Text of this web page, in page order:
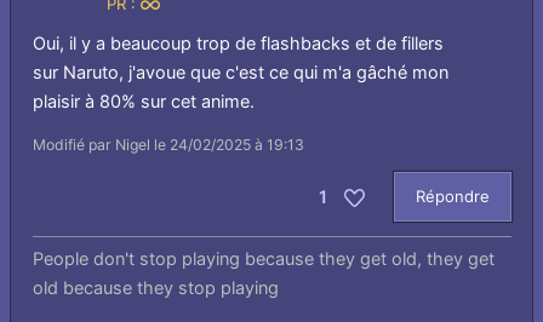
Oui, il y a beaucoup trop de flashbacks et de fillers
sur Naruto, j'avoue que c'est ce qui m'a gâché mon
plaisir à 80% sur cet anime.
Modifié par Nigel le 24/02/2025 à 19:13
1 Répondre
People don't stop playing because they get old, they get
old because they stop playing